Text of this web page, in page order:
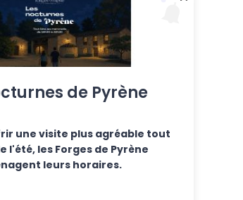
de Pyrène
une visite plus agréable tout
l'été, les Forges de Pyrène
leurs horaires.